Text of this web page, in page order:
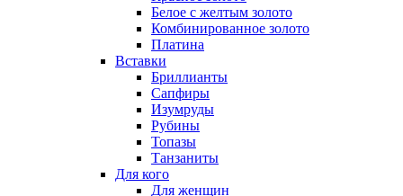
Белое с желтым золото
Комбинированное золото
Платина
Вставки
Бриллианты
Сапфиры
Изумруды
Рубины
Топазы
Танзаниты
Для кого
Для женщин